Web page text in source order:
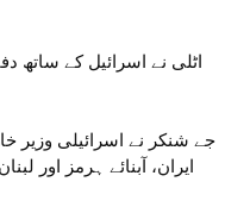
اٹلی نے اسرائیل کے ساتھ
جے شنکر نے اسرائیلی وزیر
ایران، آبنائے ہرمز اور